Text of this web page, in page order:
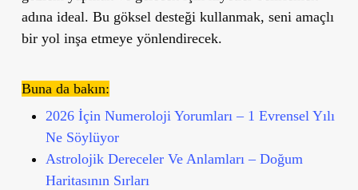
adına ideal. Bu göksel desteği kullanmak, seni amaçlı
bir yol inşa etmeye yönlendirecek.
Buna da bakın:
2026 İçin Numeroloji Yorumları – 1 Evrensel Yılı
Ne Söylüyor
Astrolojik Dereceler Ve Anlamları – Doğum
Haritasının Sırları